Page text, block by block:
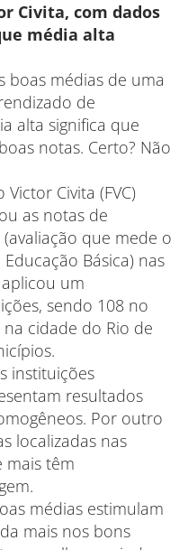
Civita, com dados
média alta
boas médias de uma
de
alta significa que
notas. Certo? Não
Civita (FVC)
as notas de
que mede o
Básica) nas
um
sendo 108 no
cidade do Rio de
instituições
resultados
Por outro
localizadas nas
mais têm
médias estimulam
mais nos bons